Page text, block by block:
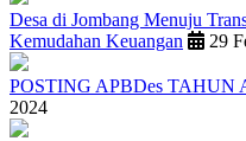
Desa di Jombang Menuju
Kemudahan Keuangan
29
POSTING APBDes TAHUN
2024